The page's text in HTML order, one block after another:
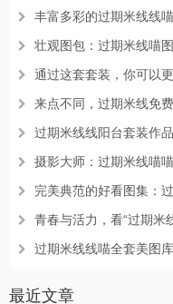
丰富多彩的过期米线线
壮观图包：过期米线喵
通过这套套装，你可以更好
来点不同，过期米线免
过期米线线阳台套装作
摄影大师：过期米线喵
完美典范的好看图集：过
青春与活力，看“过期米
过期米线线喵全套美图
最近文章